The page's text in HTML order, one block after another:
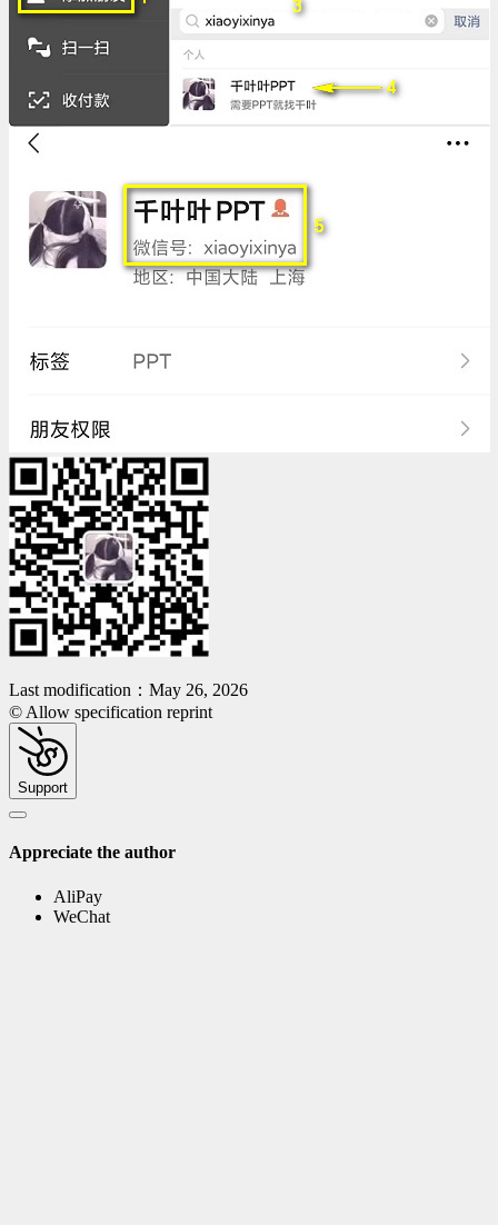
Last modification：May 26, 2026
© Allow specification reprint
Support
Appreciate the author
AliPay
WeChat